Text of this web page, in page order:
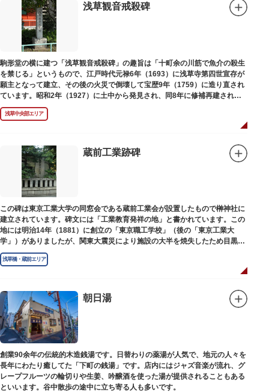
浅草観音戒殺碑
駒形堂の横に建つ「浅草観音戒殺碑」の趣旨は「十町余の川筋で魚介の殺生
を禁じる」というもので、江戸時代元禄6年（1693）に浅草寺第四世宣存が
願主となって建立、その後の火災で倒壊して宝歴9年（1759）に造り直され
ています。昭和2年（1927）に土中から発見され、同8年に修補再建された
碑がどちらのものであるかは不明です。
浅草中央部エリア
蔵前工業跡碑
この碑は東京工業大学の同窓会である蔵前工業会が設置したもので榊神社に
建立されています。碑文には「工業教育発祥の地」と書かれています。この
地には明治14年（1881）に創立の「東京職工学校」（後の「東京工業大
学」）がありましたが、関東大震災により施設の大半を焼失したため目黒に
移転しました。
浅草橋・蔵前エリア
朝日湯
創業90余年の伝統的木造銭湯です。日替わりの薬湯が人気で、地元の人々を
長年にわたり癒してた「下町の銭湯」です。店内にはジャズ音楽が流れ、グ
レープフルーツの輪切りや生姜、吟醸酒を使った湯が提供されることもある
といいます。谷中散歩の途中に立ち寄る人も多いです。